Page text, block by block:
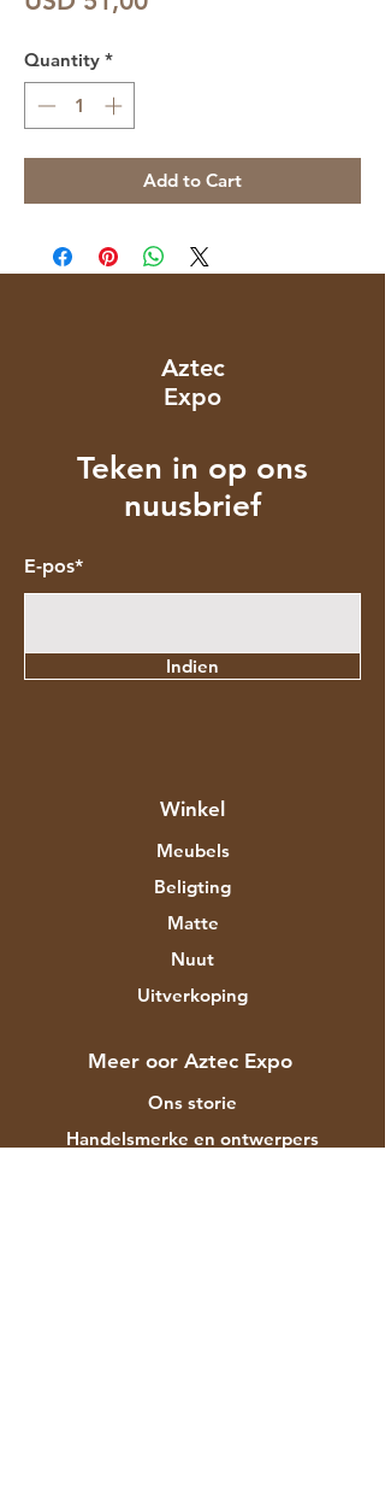
Quantity *
Add to Cart
Aztec
Expo
Teken in op ons
nuusbrief
E-pos*
Indien
Winkel
Meubels
Beligting
Matte
Nuut
Uitverkoping
Meer oor Aztec Expo
Ons storie
Handelsmerke en ontwerpers